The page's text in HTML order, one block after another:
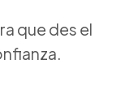
que des el